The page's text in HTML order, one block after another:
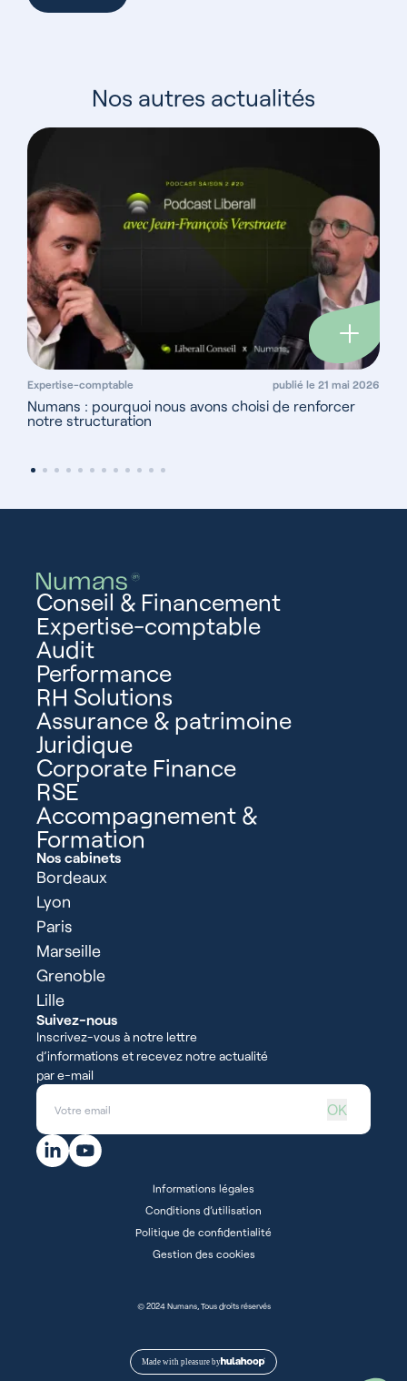
Nos autres actualités
Expertise-comptable publié le 21 mai 2026
Numans : pourquoi nous avons choisi de renforcer
notre structuration
Conseil & Financement
Expertise-comptable
Audit
Performance
RH Solutions
Assurance & patrimoine
Juridique
Corporate Finance
RSE
Accompagnement &
Formation
Nos cabinets
Bordeaux
Lyon
Paris
Marseille
Grenoble
Lille
Suivez-nous
Inscrivez-vous à notre lettre
d’informations et recevez notre actualité
par e-mail
OK
© 2024 Numans, Tous droits réservés
Informations légales
Conditions d’utilisation
Politique de confidentialité
Gestion des cookies
Made with pleasure by